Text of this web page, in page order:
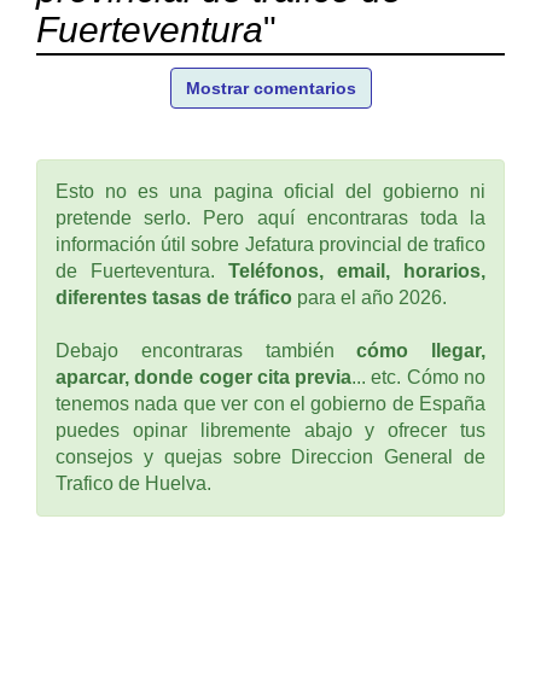
Fuerteventura"
Mostrar comentarios
Esto no es una pagina oficial del gobierno ni
pretende serlo. Pero aquí encontraras toda la
información útil sobre Jefatura provincial de trafico
de Fuerteventura. Teléfonos, email, horarios,
diferentes tasas de tráfico para el año 2026.
Debajo encontraras tambiéncómo llegar,
aparcar, donde coger cita previa... etc. Cómo no
tenemos nada que ver con el gobierno de España
puedes opinar libremente abajo y ofrecer tus
consejos y quejas sobre Direccion General de
Trafico de Huelva.